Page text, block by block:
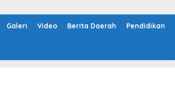
Galeri Video Berita Daerah Pendidikan